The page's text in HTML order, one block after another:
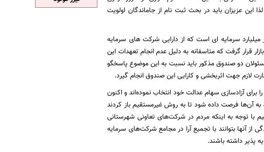
عزیزان باید در بحث ثبت نام از جاماندگان اولویت
گفت: از موضوعات دیگری که قابل طرح و پیگیری هست حدود ۲ هزار میلیارد سرمایه ای است که از دارایی شرکت های سرمایه
قرار گرفت که متاسفانه به دلیل عدم انجام تعهدات این
دو صندوق مذکور باید نسبت به این موضوع پاسخگو
لازم جهت اثربخشی و کارایی این صندوق انجام گیرد.
آزادسازی سهام عدالت خود انتخاب نموده‌اند و اکنون
آن‌ها فرصت داده شود تا به روش غیرمستقیم باز کردند
با توجه به اینکه مردم در شرکت‌های تعاونی شهرستانی
آنها بتوانند با تجمیع آرا در مجامع شرکت‌های سرمایه
پذیر داشته باشند.